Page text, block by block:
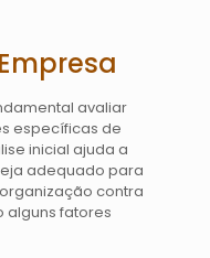
avaliar
específicas de
inicial ajuda a
adequado para
contra
alguns fatores